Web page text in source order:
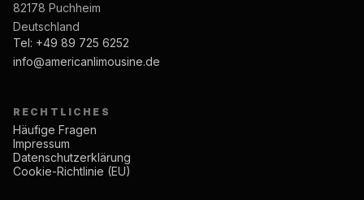
82178 Puchheim
Deutschland
Tel: +49 89 725 6252
info@americanlimousine.de
RECHTLICHES
Häufige Fragen
Impressum
Datenschutzerklärung
Cookie-Richtlinie (EU)